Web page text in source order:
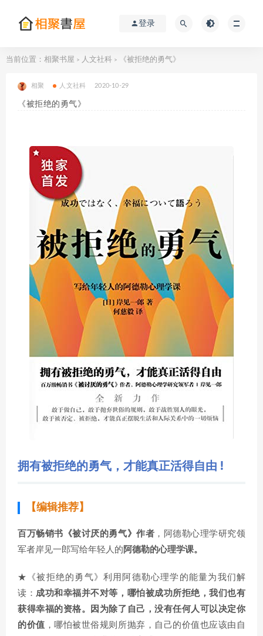
登录
当前位置： 相聚书屋 > 人文社科 > 《被拒绝的勇气》
相聚 人文社科 2020-10-29
《被拒绝的勇气》
拥有被拒绝的勇气，才能真正活得自由 !
【编辑推荐】
百万畅销书《被讨厌的勇气》作者 ，阿德勒心理学研究领
军者岸见一郎写给年轻人的 阿德勒的心理学课。
★《被拒绝的勇气》利用阿德勒心理学的能量为我们解
读： 成功和幸福并不对等，哪怕被成功所拒绝，我们也有
获得幸福的资格。因为除了自己，没有任何人可以决定你
的价值 ，哪怕被世俗规则所抛弃，自己的价值也应该由自